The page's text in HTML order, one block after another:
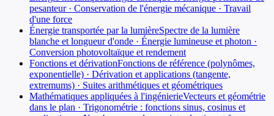
pesanteur · Conservation de l'énergie mécanique · Travail
d'une force
Énergie transportée par la lumièreSpectre de la lumière
blanche et longueur d'onde · Énergie lumineuse et photon ·
Conversion photovoltaïque et rendement
Fonctions et dérivationFonctions de référence (polynômes,
exponentielle) · Dérivation et applications (tangente,
extremums) · Suites arithmétiques et géométriques
Mathématiques appliquées à l'ingénierieVecteurs et géométrie
dans le plan · Trigonométrie : fonctions sinus, cosinus et